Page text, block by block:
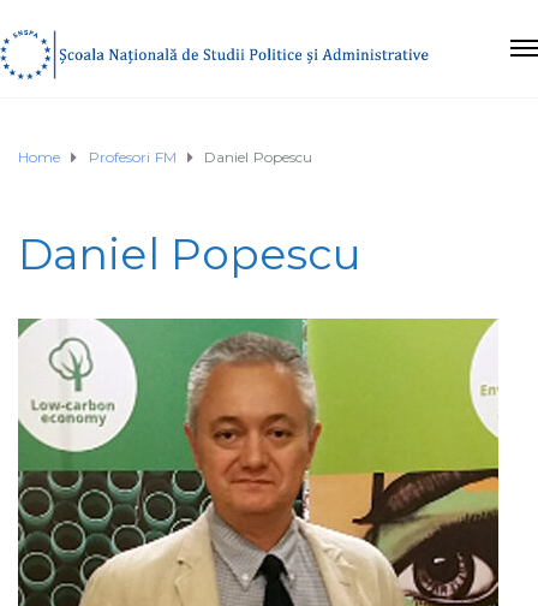
Home Profesori FM Daniel Popescu
Daniel Popescu